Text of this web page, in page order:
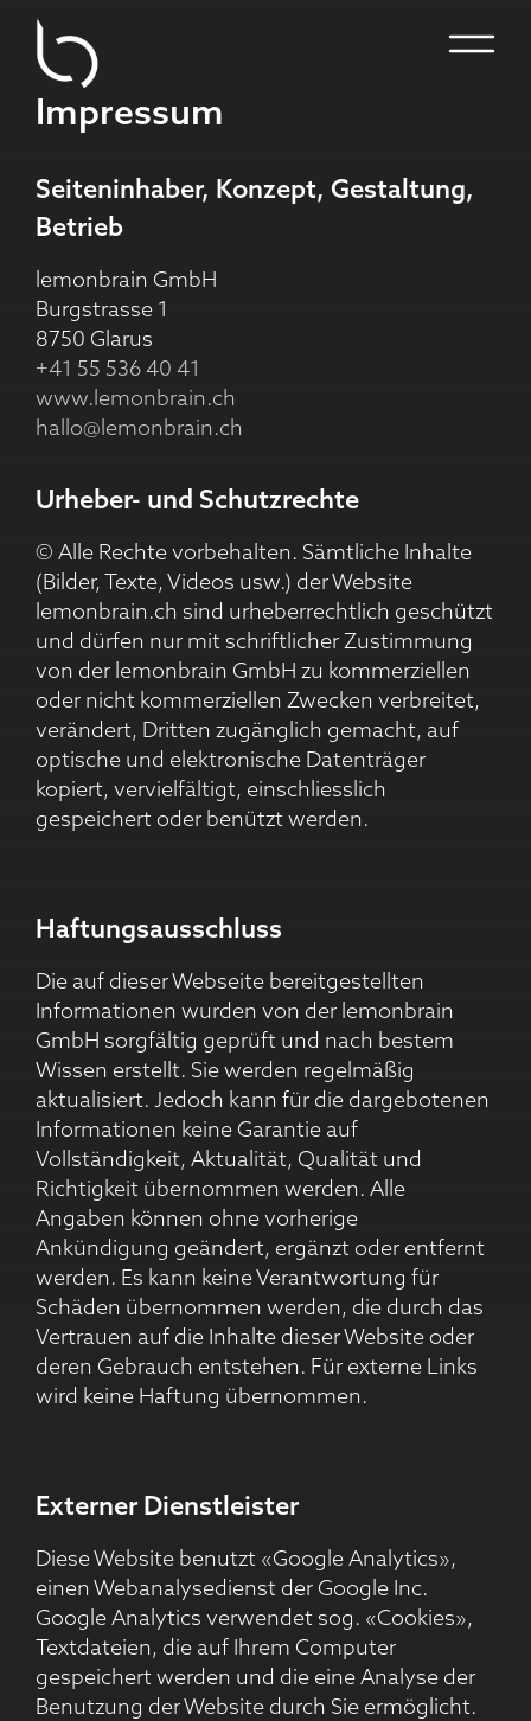
Impressum
Seiteninhaber, Konzept, Gestaltung,
Betrieb
lemonbrain GmbH
Burgstrasse 1
8750 Glarus
+41 55 536 40 41
www.lemonbrain.ch
hallo@lemonbrain.ch
Urheber- und Schutzrechte
© Alle Rechte vorbehalten. Sämtliche Inhalte
(Bilder, Texte, Videos usw.) der Website
lemonbrain.ch sind urheberrechtlich geschützt
und dürfen nur mit schriftlicher Zustimmung
von der lemonbrain GmbH zu kommerziellen
oder nicht kommerziellen Zwecken verbreitet,
verändert, Dritten zugänglich gemacht, auf
optische und elektronische Datenträger
kopiert, vervielfältigt, einschliesslich
gespeichert oder benützt werden.
Haftungsausschluss
Die auf dieser Webseite bereitgestellten
Informationen wurden von der lemonbrain
GmbH sorgfältig geprüft und nach bestem
Wissen erstellt. Sie werden regelmäßig
aktualisiert. Jedoch kann für die dargebotenen
Informationen keine Garantie auf
Vollständigkeit, Aktualität, Qualität und
Richtigkeit übernommen werden. Alle
Angaben können ohne vorherige
Ankündigung geändert, ergänzt oder entfernt
werden. Es kann keine Verantwortung für
Schäden übernommen werden, die durch das
Vertrauen auf die Inhalte dieser Website oder
deren Gebrauch entstehen. Für externe Links
wird keine Haftung übernommen.
Externer Dienstleister
Diese Website benutzt «Google Analytics»,
einen Webanalysedienst der Google Inc.
Google Analytics verwendet sog. «Cookies»,
Textdateien, die auf Ihrem Computer
gespeichert werden und die eine Analyse der
Benutzung der Website durch Sie ermöglicht.